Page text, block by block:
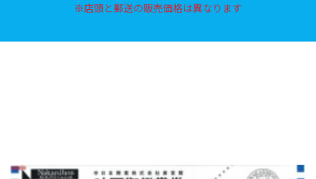
※店頭と郵送の販売価格は異なります